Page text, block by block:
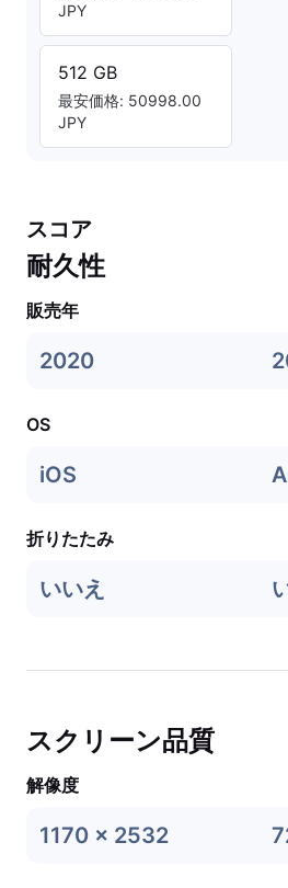
JPY
512 GB
最安価格: 50998.00
JPY
スコア
耐久性
販売年
2020
OS
iOS
折りたたみ
いいえ
スクリーン品質
解像度
1170 x 2532